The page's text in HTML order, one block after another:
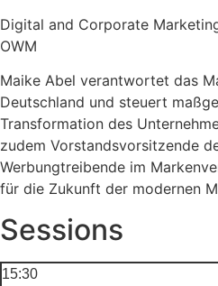
Digital and Corporate
OWM
Maike Abel verantwortet das
Deutschland und steuert
Transformation des
zudem Vorstandsvorsitzende
Werbungtreibende im
für die Zukunft der modernen
Sessions
15:30